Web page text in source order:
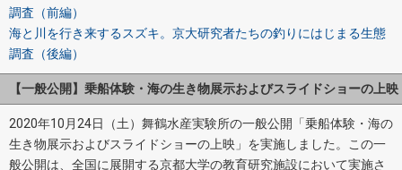
調査（前編）
海と川を行き来するスズキ。京大研究者たちの釣りにはじまる生態
調査（後編）
【一般公開】乗船体験・海の生き物展示およびスライドショーの上映
2020年10月24日（土）舞鶴水産実験所の一般公開「乗船体験・海の
生き物展示およびスライドショーの上映」を実施しました。この一
般公開は、全国に展開する京都大学の教育研究施設において実施さ